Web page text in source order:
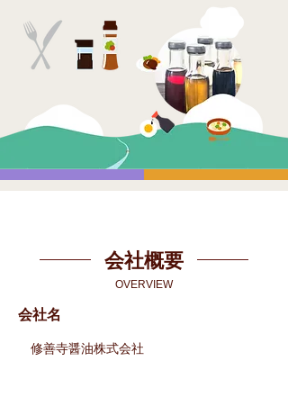
会社名
修善寺醤油株式会社
会社概要
OVERVIEW